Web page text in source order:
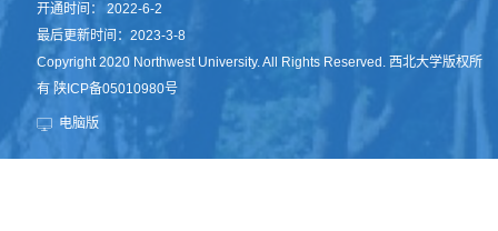
开通时间：2022-6-2
最后更新时间：2023-3-8
Copyright 2020 Northwest University. All Rights Reserved. 西北大学版权所
有 陕ICP备05010980号
电脑版